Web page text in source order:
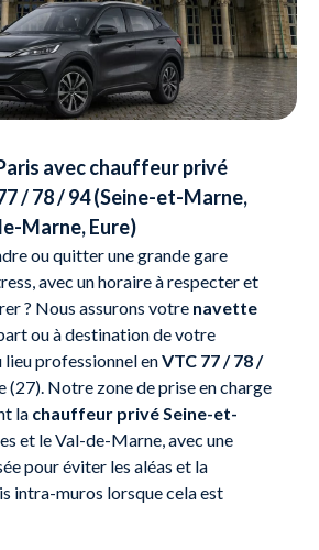
avec chauffeur privé
/ 78 / 94 (Seine-et-Marne,
Marne, Eure)
ou quitter une grande gare
avec un horaire à respecter et
? Nous assurons votre navette
ou à destination de votre
professionnel enVTC 77 / 78 /
(27). Notre zone de prise en charge
la chauffeur privé Seine-et-
et le Val-de-Marne, avec une
pour éviter les aléas et la
intra-muros lorsque cela est